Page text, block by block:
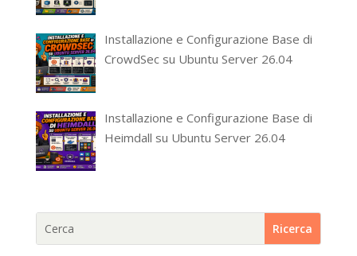
Installazione e Configurazione Base di
CrowdSec su Ubuntu Server 26.04
Installazione e Configurazione Base di
Heimdall su Ubuntu Server 26.04